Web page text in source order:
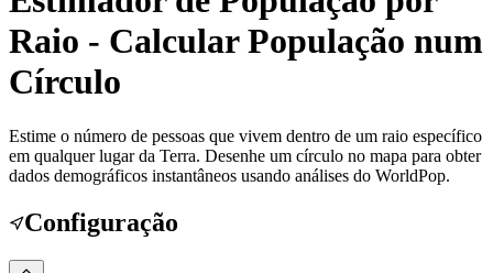
Raio - Calcular População num
Círculo
Estime o número de pessoas que vivem dentro de um raio específico
em qualquer lugar da Terra. Desenhe um círculo no mapa para obter
dados demográficos instantâneos usando análises do WorldPop.
Configuração